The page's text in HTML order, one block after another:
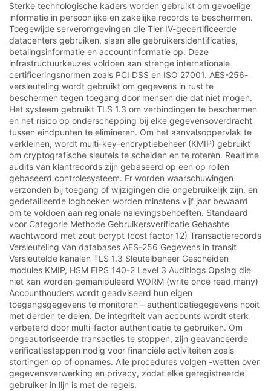
Sterke technologische kaders worden gebruikt om gevoelige
informatie in persoonlijke en zakelijke records te beschermen.
Toegewijde serveromgevingen die Tier IV-gecertificeerde
datacenters gebruiken, slaan alle gebruikersidentificaties,
betalingsinformatie en accountinformatie op. Deze
infrastructuurkeuzes voldoen aan strenge internationale
certificeringsnormen zoals PCI DSS en ISO 27001. AES-256-
versleuteling wordt gebruikt om gegevens in rust te
beschermen tegen toegang door mensen die dat niet mogen.
Het systeem gebruikt TLS 1.3 om verbindingen te beschermen
en het risico op onderschepping bij elke gegevensoverdracht
tussen eindpunten te elimineren. Om het aanvalsoppervlak te
verkleinen, wordt multi-key-encryptiebeheer (KMIP) gebruikt
om cryptografische sleutels te scheiden en te roteren. Realtime
audits van klantrecords zijn gebaseerd op een op rollen
gebaseerd controlesysteem. Er worden waarschuwingen
verzonden bij toegang of wijzigingen die ongebruikelijk zijn, en
gedetailleerde logboeken worden minstens vijf jaar bewaard
om te voldoen aan regionale nalevingsbehoeften. Standaard
voor Categorie Methode Gebruikersverificatie Gehashte
wachtwoord met zout bcrypt (cost factor 12) Transactierecords
Versleuteling van databases AES-256 Gegevens in transit
Versleutelde kanalen TLS 1.3 Sleutelbeheer Gescheiden
modules KMIP, HSM FIPS 140-2 Level 3 Auditlogs Opslag die
niet kan worden gemanipuleerd WORM (write once read many)
Accounthouders wordt geadviseerd hun eigen
toegangsgegevens te monitoren – authenticatiegegevens nooit
met derden te delen. De integriteit van accounts wordt sterk
verbeterd door multi-factor authenticatie te gebruiken. Om
ongeautoriseerde transacties te stoppen, zijn geavanceerde
verificatiestappen nodig voor financiële activiteiten zoals
stortingen op of opnames. Alle procedures volgen -wetten over
gegevensverwerking en privacy, zodat elke geregistreerde
gebruiker in lijn is met de regels.